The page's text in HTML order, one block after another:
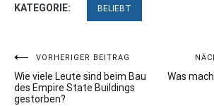
KATEGORIE: BELIEBT
Beitragsnavigation
VORHERIGER BEITRAG
Wie viele Leute sind beim Bau
des Empire State Buildings
gestorben?
Was